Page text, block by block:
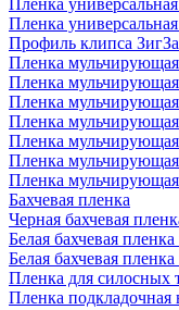
Пленка
Пленка
Профиль клипса
Пленка
Пленка мульчирующая
Пленка мульчирующая
Пленка мульчирующая
Пленка
Пленка
Пленка
Бахчевая пленка
Черная бахчевая
Белая бахчевая
Белая бахчевая
Пленка для силосных
Пленка подкладочная